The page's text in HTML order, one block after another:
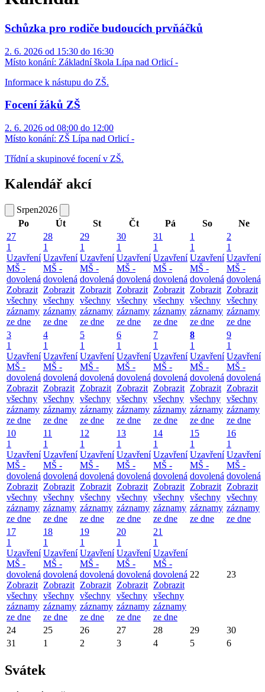
Schůzka pro rodiče budoucích prvňáčků
2. 6. 2026 od 15:30 do 16:30
Místo konání: Základní škola Lípa nad Orlicí -
Informace k nástupu do ZŠ.
Focení žáků ZŠ
2. 6. 2026 od 08:00 do 12:00
Místo konání: ZŠ Lípa nad Orlicí -
Třídní a skupinové focení v ZŠ.
Kalendář akcí
Srpen2026
Po
Út St Čt Pá So
Ne
27
1
Uzavření
MŠ -
dovolená
Zobrazit
všechny
záznamy
ze dne
28
1
Uzavření
MŠ -
dovolená
Zobrazit
všechny
záznamy
ze dne
29
1
Uzavření
MŠ -
dovolená
Zobrazit
všechny
záznamy
ze dne
30
1
Uzavření
MŠ -
dovolená
Zobrazit
všechny
záznamy
ze dne
31
1
Uzavření
MŠ -
dovolená
Zobrazit
všechny
záznamy
ze dne
1
1
Uzavření
MŠ -
dovolená
Zobrazit
všechny
záznamy
ze dne
2
1
Uzavření
MŠ -
dovolená
Zobrazit
všechny
záznamy
ze dne
3
1
Uzavření
MŠ -
dovolená
Zobrazit
všechny
záznamy
ze dne
4
1
Uzavření
MŠ -
dovolená
Zobrazit
všechny
záznamy
ze dne
5
1
Uzavření
MŠ -
dovolená
Zobrazit
všechny
záznamy
ze dne
6
1
Uzavření
MŠ -
dovolená
Zobrazit
všechny
záznamy
ze dne
7
1
Uzavření
MŠ -
dovolená
Zobrazit
všechny
záznamy
ze dne
8
1
Uzavření
MŠ -
dovolená
Zobrazit
všechny
záznamy
ze dne
9
1
Uzavření
MŠ -
dovolená
Zobrazit
všechny
záznamy
ze dne
10
1
Uzavření
MŠ -
dovolená
Zobrazit
všechny
záznamy
ze dne
11
1
Uzavření
MŠ -
dovolená
Zobrazit
všechny
záznamy
ze dne
12
1
Uzavření
MŠ -
dovolená
Zobrazit
všechny
záznamy
ze dne
13
1
Uzavření
MŠ -
dovolená
Zobrazit
všechny
záznamy
ze dne
14
1
Uzavření
MŠ -
dovolená
Zobrazit
všechny
záznamy
ze dne
15
1
Uzavření
MŠ -
dovolená
Zobrazit
všechny
záznamy
ze dne
16
1
Uzavření
MŠ -
dovolená
Zobrazit
všechny
záznamy
ze dne
17
1
Uzavření
MŠ -
dovolená
Zobrazit
všechny
záznamy
ze dne
18
1
Uzavření
MŠ -
dovolená
Zobrazit
všechny
záznamy
ze dne
19
1
Uzavření
MŠ -
dovolená
Zobrazit
všechny
záznamy
ze dne
20
1
Uzavření
MŠ -
dovolená
Zobrazit
všechny
záznamy
ze dne
21
1
Uzavření
MŠ -
dovolená
Zobrazit
všechny
záznamy
ze dne
22 23
24 25 26 27 28 29
30
31
1 2 3 4 5 6
Svátek